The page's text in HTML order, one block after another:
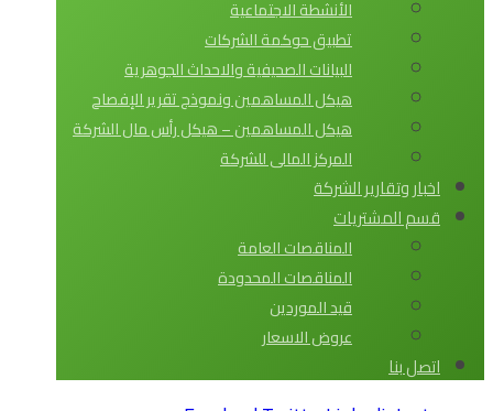
الأنشطة الاجتماعية
تطبيق حوكمة الشركات
البيانات الصحيفية والاحداث الجوهرية
هيكل المساهمين ونموذج تقرير الإفصاح
هيكل المساهمين – هيكل رأس مال الشركة
المركز المالى للشركة
اخبار وتقارير الشركة
قسم المشتريات
المناقصات العامة
المناقصات المحدودة
قيد الموردين
عروض الاسعار
اتصل بنا